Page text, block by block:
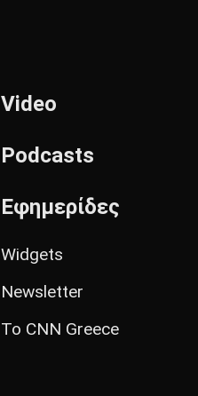
Video
Podcasts
Εφημερίδες
Widgets
Newsletter
Το CNN Greece